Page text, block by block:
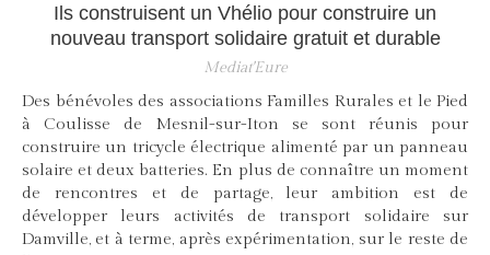
Ils construisent un Vhélio pour construire un
nouveau transport solidaire gratuit et durable
Mediat'Eure
Des bénévoles des associations Familles Rurales et le Pied
à Coulisse de Mesnil-sur-Iton se sont réunis pour
construire un tricycle électrique alimenté par un panneau
solaire et deux batteries. En plus de connaître un moment
de rencontres et de partage, leur ambition est de
développer leurs activités de transport solidaire sur
Damville, et à terme, après expérimentation, sur le reste de